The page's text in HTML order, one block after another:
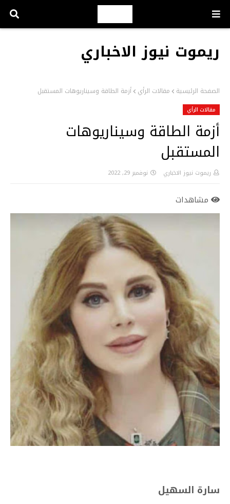
ريموت نيوز الاخباري
الصفحة الرئيسية مقالات الرأي أزمة الطاقة وسيناريوهات المستقبل
مقالات الرأي
أزمة الطاقة وسيناريوهات
المستقبل
ريموت نيوز الاخباري نوفمبر 29, 2022
مشاهدات
سارة السهيل